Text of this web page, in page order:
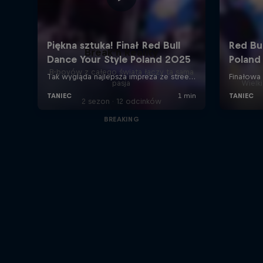
Break'n Reality
B-boyów z całego świata łączy ta sama
pasja
2 sezon · 12 odcinków
BREAKING